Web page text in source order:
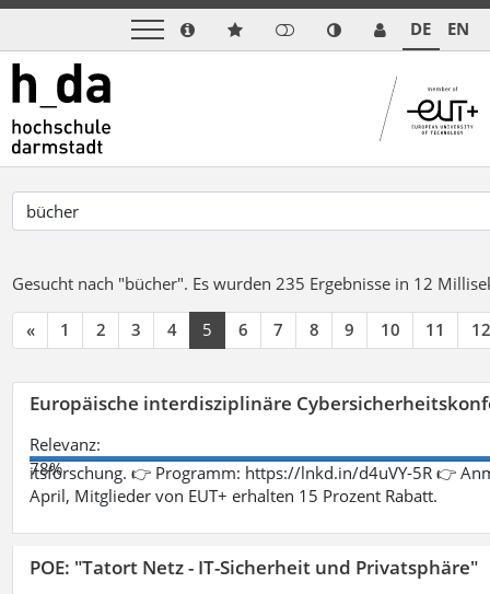
DE EN
Gesucht nach "bücher". Es wurden 235 Ergebnisse in 12
« 1 2 3 4 5 6 7 8 9 10 11 12
Europäische interdisziplinäre
Relevanz:
78%
itsforschung. 👉 Programm: https://lnkd.in/d4uVY-5R 👉
April, Mitglieder von EUT+ erhalten 15 Prozent Rabatt.
POE: "Tatort Netz - IT-Sicherheit und Privatsphäre"